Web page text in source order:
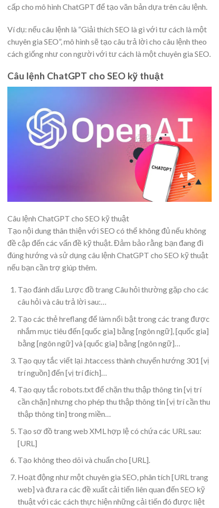
cấp cho mô hình ChatGPT để tạo văn bản dựa trên câu lệnh.
Ví dụ: nếu câu lệnh là “Giải thích SEO là gì với tư cách là một
chuyên gia SEO”, mô hình sẽ tạo câu trả lời cho câu lệnh theo
cách giống như con người với tư cách là một chuyên gia SEO.
Câu lệnh ChatGPT cho SEO kỹ thuật
Câu lệnh ChatGPT cho SEO kỹ thuật
Tạo nội dung thân thiện với SEO có thể không đủ nếu không
đề cập đến các vấn đề kỹ thuật. Đảm bảo rằng bạn đang đi
đúng hướng và sử dụng câu lệnh ChatGPT cho SEO kỹ thuật
nếu bạn cần trợ giúp thêm.
Tạo đánh dấu Lược đồ trang Câu hỏi thường gặp cho các
câu hỏi và câu trả lời sau:…
Tạo các thẻ hreflang để làm nổi bật trong các trang được
nhắm mục tiêu đến [quốc gia] bằng [ngôn ngữ], [quốc gia]
bằng [ngôn ngữ] và [quốc gia] bằng [ngôn ngữ]…
Tạo quy tắc viết lại .htaccess thành chuyển hướng 301 [vị
trí nguồn] đến [vị trí đích]…
Tạo quy tắc robots.txt để chặn thu thập thông tin [vị trí
cần chặn] nhưng cho phép thu thập thông tin [vị trí cần thu
thập thông tin] trong miền…
Tạo sơ đồ trang web XML hợp lệ có chứa các URL sau:
[URL]
Tạo không theo dõi và chuẩn cho [URL].
Hoạt động như một chuyên gia SEO, phân tích [URL trang
web] và đưa ra các đề xuất cải tiến liên quan đến SEO kỹ
thuật với các cách thực hiện những cải tiến đó được liệt